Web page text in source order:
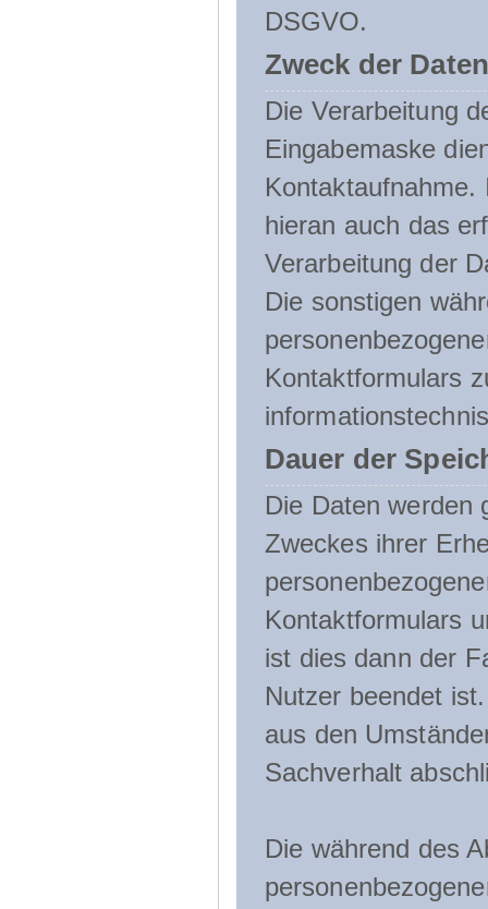
DSGVO.
Zweck der
Die Verarbeitung
Eingabemaske
hieran auch das
Verarbeitung der
Die sonstigen
Kontaktformulars
Dauer der
Die Daten werden
Zweckes ihrer
Kontaktformulars
ist dies dann der
Nutzer beendet
aus den
Sachverhalt
Die während des